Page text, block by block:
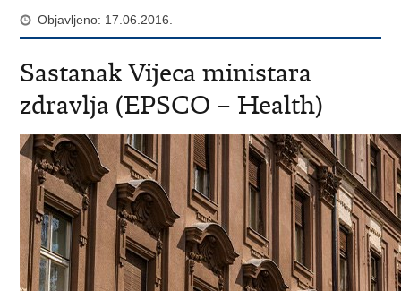
Objavljeno: 17.06.2016.
Sastanak Vijeca ministara
zdravlja (EPSCO – Health)